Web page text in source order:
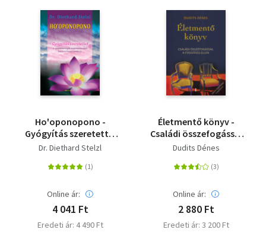
Ho'oponopono -
Gyógyítás szeretettel
- A zavarlehetőségek
hatékony hawaii
Dr. Diethard Stelzl
Online ár:
4 041 Ft
Eredeti ár: 4 490 Ft
Életmentő könyv -
Családi összefogással
a függőség ellen
Dudits Dénes
Online ár:
2 880 Ft
Eredeti ár: 3 200 Ft